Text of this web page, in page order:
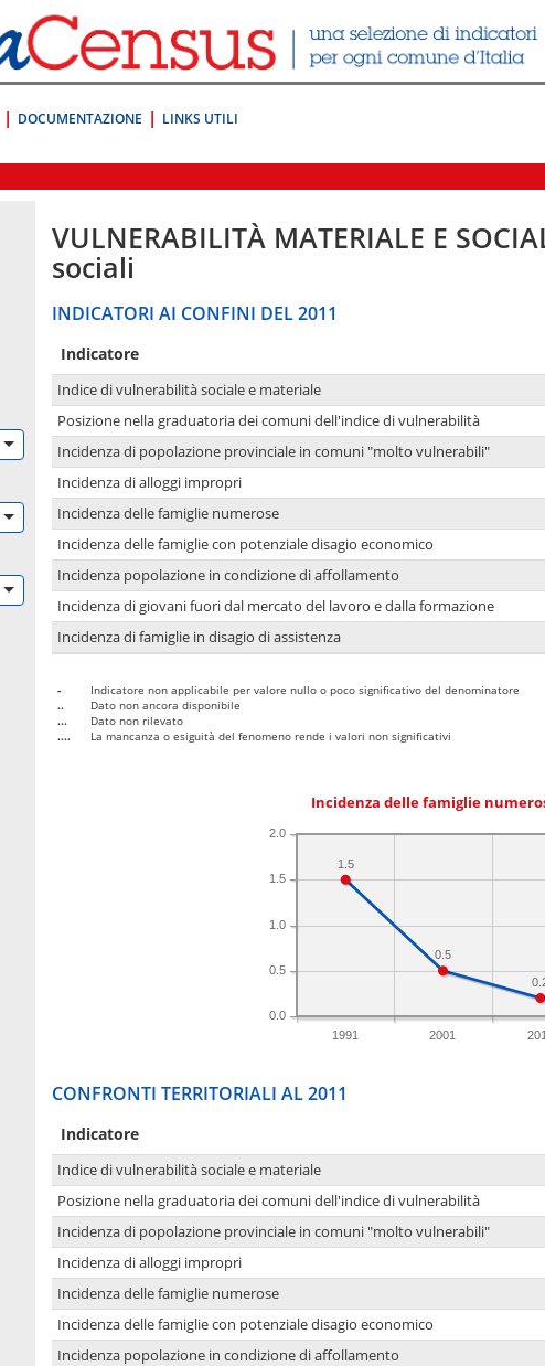
DOCUMENTAZIONE LINKS UTILI
VULNERABILITÀ MATERIALE E
sociali
INDICATORI AI CONFINI DEL 2011
Indicatore
Indice di vulnerabilità sociale e materiale
Posizione nella graduatoria dei comuni dell'indice di vulnerabilità
Incidenza di popolazione provinciale in comuni "molto vulnerabili"
Incidenza di alloggi impropri
Incidenza delle famiglie numerose
Incidenza delle famiglie con potenziale disagio economico
Incidenza popolazione in condizione di affollamento
Incidenza di giovani fuori dal mercato del lavoro e dalla formazione
Incidenza di famiglie in disagio di assistenza
-
Indicatore non applicabile per valore nullo o poco significativo del denominatore
..
Dato non ancora disponibile
...
Dato non rilevato
....
La mancanza o esiguità del fenomeno rende i valori non significativi
Incidenza delle famiglie
1991 2001
0.0
0.5
1.0
1.5
2.0
0.5
1.5
CONFRONTI TERRITORIALI AL 2011
Indicatore
Indice di vulnerabilità sociale e materiale
Posizione nella graduatoria dei comuni dell'indice di vulnerabilità
Incidenza di popolazione provinciale in comuni "molto vulnerabili"
Incidenza di alloggi impropri
Incidenza delle famiglie numerose
Incidenza delle famiglie con potenziale disagio economico
Incidenza popolazione in condizione di affollamento